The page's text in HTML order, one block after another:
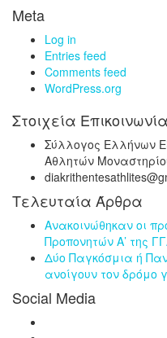
Meta
Log in
Entries feed
Comments feed
WordPress.org
Στοιχεία
Σύλλογος Ελλήνων
Αθλητών
Τελευταία Άρθρα
Ανακοινώθηκαν οι
Προπονητών Α’ της
Δύο Παγκόσμια ή
ανοίγουν τον δρόμο
Social Media